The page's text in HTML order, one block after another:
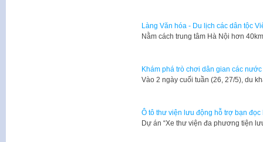
Làng Văn hóa - Du lịch các dân tộc
Nằm cách trung tâm Hà Nội hơn
Khám phá trò chơi dân gian các
Vào 2 ngày cuối tuần (26, 27/5), du
Ô tô thư viện lưu động hỗ trợ bạn đọc
Dự án “Xe thư viện đa phương tiện